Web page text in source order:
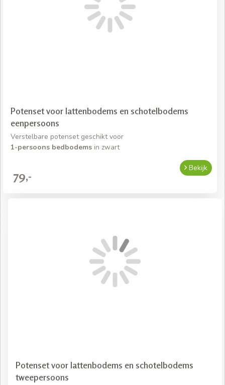
Potenset voor lattenbodems en schotelbodems
eenpersoons
Verstelbare potenset geschikt voor
1-persoons bedbodems in zwart
79,-
Bekijk
Potenset voor lattenbodems en schotelbodems
tweepersoons